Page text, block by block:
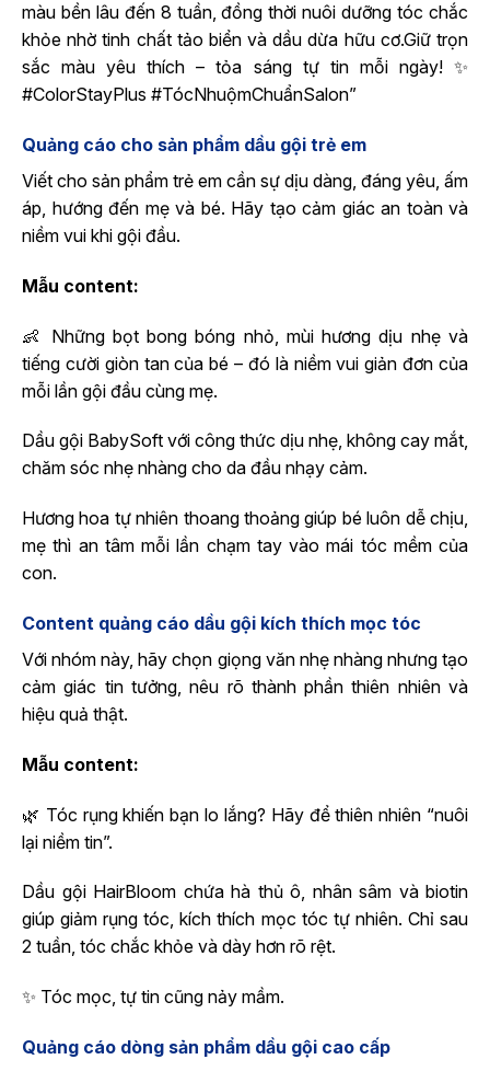
màu bền lâu đến 8 tuần, đồng thời nuôi dưỡng tóc chắc
khỏe nhờ tinh chất tảo biển và dầu dừa hữu cơ.Giữ trọn
sắc màu yêu thích – tỏa sáng tự tin mỗi ngày! ✨
#ColorStayPlus #TócNhuộmChuẩnSalon”
Quảng cáo cho sản phẩm dầu gội trẻ em
Viết cho sản phẩm trẻ em cần sự dịu dàng, đáng yêu, ấm
áp, hướng đến mẹ và bé. Hãy tạo cảm giác an toàn và
niềm vui khi gội đầu.
Mẫu content:
👶 Những bọt bong bóng nhỏ, mùi hương dịu nhẹ và
tiếng cười giòn tan của bé – đó là niềm vui giản đơn của
mỗi lần gội đầu cùng mẹ.
Dầu gội BabySoft với công thức dịu nhẹ, không cay mắt,
chăm sóc nhẹ nhàng cho da đầu nhạy cảm.
Hương hoa tự nhiên thoang thoảng giúp bé luôn dễ chịu,
mẹ thì an tâm mỗi lần chạm tay vào mái tóc mềm của
con.
Content quảng cáo dầu gội kích thích mọc tóc
Với nhóm này, hãy chọn giọng văn nhẹ nhàng nhưng tạo
cảm giác tin tưởng, nêu rõ thành phần thiên nhiên và
hiệu quả thật.
Mẫu content:
🌿 Tóc rụng khiến bạn lo lắng? Hãy để thiên nhiên “nuôi
lại niềm tin”.
Dầu gội HairBloom chứa hà thủ ô, nhân sâm và biotin
giúp giảm rụng tóc, kích thích mọc tóc tự nhiên. Chỉ sau
2 tuần, tóc chắc khỏe và dày hơn rõ rệt.
✨ Tóc mọc, tự tin cũng nảy mầm.
Quảng cáo dòng sản phẩm dầu gội cao cấp